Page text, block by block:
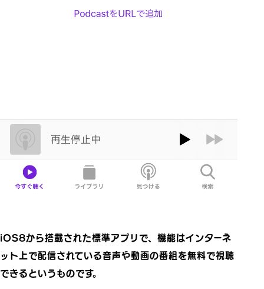
iOS8から搭載された標準アプリで、機能はインターネ
ット上で配信されている音声や動画の番組を無料で視聴
できるというものです。